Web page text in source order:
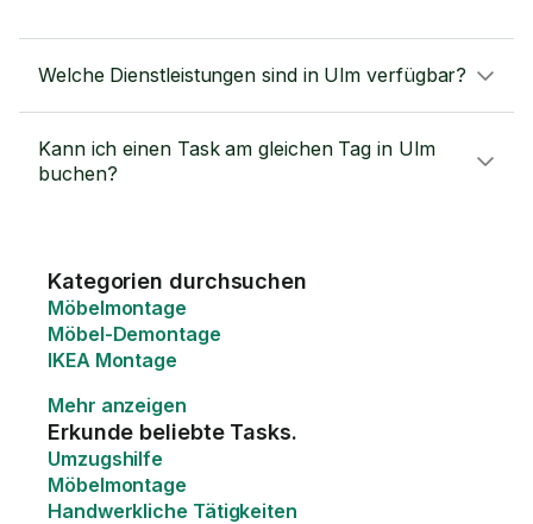
Welche Dienstleistungen sind in Ulm verfügbar?
Kann ich einen Task am gleichen Tag in Ulm
buchen?
Kategorien durchsuchen
Möbelmontage
Möbel-Demontage
IKEA Montage
Mehr anzeigen
Erkunde beliebte Tasks.
Umzugshilfe
Möbelmontage
Handwerkliche Tätigkeiten